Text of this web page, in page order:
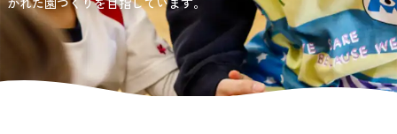
ニーズに幅広く対応していきます。
担当：宮澤